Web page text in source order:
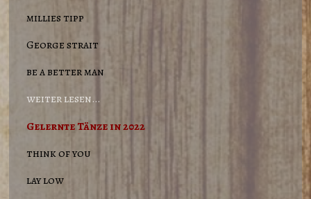
millies tipp
George strait
be a better man
weiter lesen…
Gelernte Tänze in 2022
think of you
lay low